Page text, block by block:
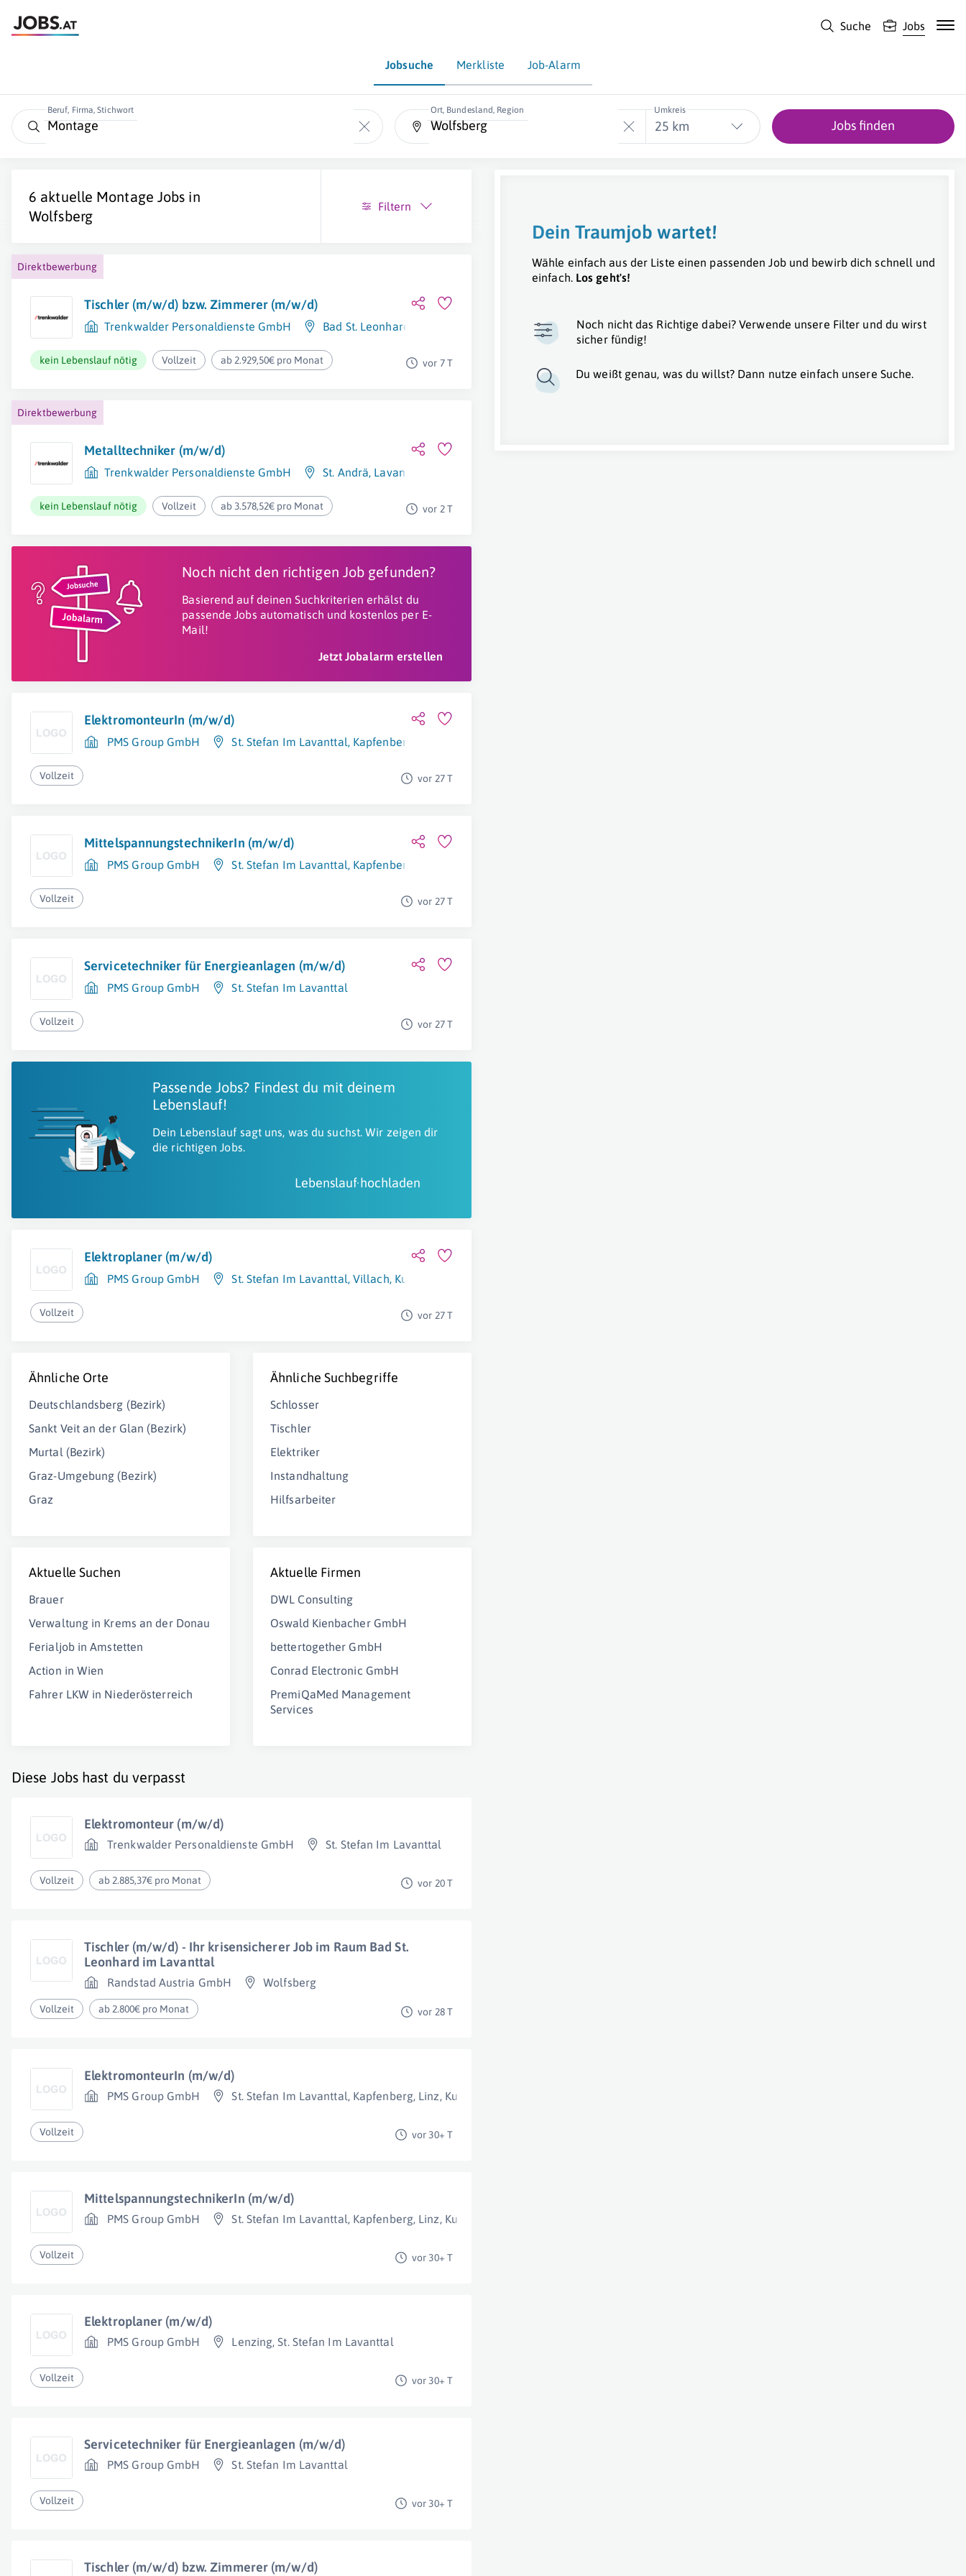
Suche Jobs
Jobsuche Merkliste Job-Alarm
Beruf, Firma, Stichwort Ort, Bundesland, Region Umkreis
25 km Jobs finden
6 aktuelle Montage Jobs in
Wolfsberg
Filtern
Direktbewerbung
Tischler (m/w/d) bzw. Zimmerer (m/w/d)
Trenkwalder Personaldienste GmbH Bad St. Leonhard Im Lavanttal
kein Lebenslauf nötig Vollzeit ab 2.929,50€ pro Monat vor 7 T
Direktbewerbung
Metalltechniker (m/w/d)
Trenkwalder Personaldienste GmbH St. Andrä, Lavanttal
kein Lebenslauf nötig Vollzeit ab 3.578,52€ pro Monat vor 2 T
Noch nicht den richtigen Job gefunden?
Basierend auf deinen Suchkriterien erhälst du
passende Jobs automatisch und kostenlos per E-
Mail!
Jetzt Jobalarm erstellen
ElektromonteurIn (m/w/d)
PMS Group GmbH St. Stefan Im Lavanttal, Kapfenberg
Vollzeit vor 27 T
MittelspannungstechnikerIn (m/w/d)
PMS Group GmbH St. Stefan Im Lavanttal, Kapfenberg
Vollzeit vor 27 T
Servicetechniker für Energieanlagen (m/w/d)
PMS Group GmbH St. Stefan Im Lavanttal
Vollzeit vor 27 T
Passende Jobs? Findest du mit deinem
Lebenslauf!
Dein Lebenslauf sagt uns, was du suchst. Wir zeigen dir
die richtigen Jobs.
Lebenslauf hochladen
Elektroplaner (m/w/d)
PMS Group GmbH St. Stefan Im Lavanttal, Villach, Kundl
Vollzeit vor 27 T
Ähnliche Orte
Deutschlandsberg (Bezirk)
Sankt Veit an der Glan (Bezirk)
Murtal (Bezirk)
Graz-Umgebung (Bezirk)
Graz
Ähnliche Suchbegriffe
Schlosser
Tischler
Elektriker
Instandhaltung
Hilfsarbeiter
Aktuelle Suchen
Brauer
Verwaltung in Krems an der Donau
Ferialjob in Amstetten
Action in Wien
Fahrer LKW in Niederösterreich
Aktuelle Firmen
DWL Consulting
Oswald Kienbacher GmbH
bettertogether GmbH
Conrad Electronic GmbH
PremiQaMed Management
Services
Diese Jobs hast du verpasst
Elektromonteur (m/w/d)
Trenkwalder Personaldienste GmbH St. Stefan Im Lavanttal
Vollzeit ab 2.885,37€ pro Monat vor 20 T
Tischler (m/w/d) - Ihr krisensicherer Job im Raum Bad St.
Leonhard im Lavanttal
Randstad Austria GmbH Wolfsberg
Vollzeit ab 2.800€ pro Monat vor 28 T
ElektromonteurIn (m/w/d)
PMS Group GmbH St. Stefan Im Lavanttal, Kapfenberg, Linz, Kundl
Vollzeit vor 30+ T
MittelspannungstechnikerIn (m/w/d)
PMS Group GmbH St. Stefan Im Lavanttal, Kapfenberg, Linz, Kundl
Vollzeit vor 30+ T
Elektroplaner (m/w/d)
PMS Group GmbH Lenzing,St. Stefan Im Lavanttal
Vollzeit vor 30+ T
Servicetechniker für Energieanlagen (m/w/d)
PMS Group GmbH St. Stefan Im Lavanttal
Vollzeit vor 30+ T
Tischler (m/w/d) bzw. Zimmerer (m/w/d)
Dein Traumjob wartet!
Wähle einfach aus der Liste einen passenden Job und bewirb dich schnell und
einfach. Los geht's!
Noch nicht das Richtige dabei? Verwende unsere Filter und du wirst
sicher fündig!
Du weißt genau, was du willst? Dann nutze einfach unsere Suche.